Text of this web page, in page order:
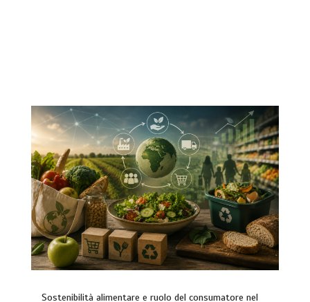
Sostenibilità alimentare e ruolo del consumatore nel